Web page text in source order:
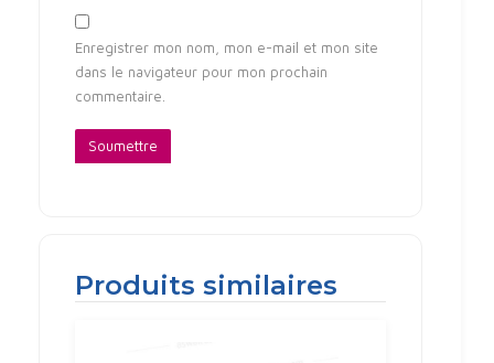
Enregistrer mon nom, mon e-mail et mon site
dans le navigateur pour mon prochain
commentaire.
Produits similaires